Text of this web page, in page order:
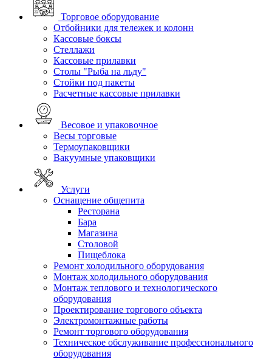
Торговое оборудование
Отбойники для тележек и колонн
Кассовые боксы
Стеллажи
Кассовые прилавки
Столы "Рыба на льду"
Стойки под пакеты
Расчетные кассовые прилавки
Весовое и упаковочное
Весы торговые
Термоупаковщики
Вакуумные упаковщики
Услуги
Оснащение общепита
Ресторана
Бара
Магазина
Столовой
Пищеблока
Ремонт холодильного оборудования
Монтаж холодильного оборудования
Монтаж теплового и технологического
оборудования
Проектирование торгового объекта
Электромонтажные работы
Ремонт торгового оборудования
Техническое обслуживание профессионального
оборудования